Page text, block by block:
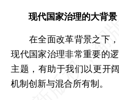
现代国家治理的大背景
在全面改革背景之下，
现代国家治理非常重要的
主题，有助于我们以更开
机制创新与混合所有制。